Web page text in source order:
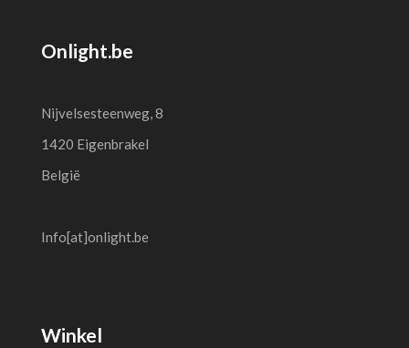
Onlight.be
Nijvelsesteenweg, 8
1420 Eigenbrakel
België
Info[at]onlight.be
Winkel